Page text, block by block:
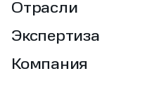
Отрасли
Экспертиза
Компания